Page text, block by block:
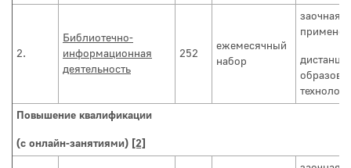
2.
Библиотечно-
информационная
деятельность
252
ежемесячный
набор
заочная с
Повышение квалификации
(с онлайн-занятиями) [2]